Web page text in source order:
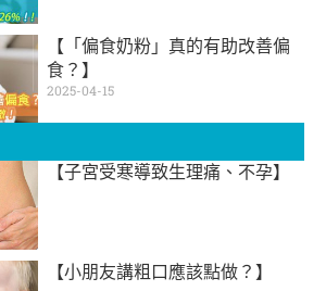
【「偏食奶粉」真的有助改善偏
食？】
2025-04-15
【子宮受寒導致生理痛、不孕】
【小朋友講粗口應該點做？】